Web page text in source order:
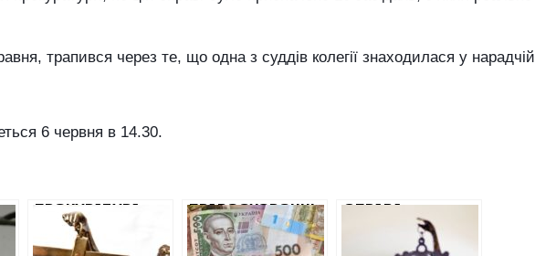
трапився через те, що одна з суддів колегії знаходилася у нарадчій
6 червня в 14.30.
ПРОКУРАТУРА
ПОЧАЛА
СУДИТИСЯ З
ПРАВООХОРОНЦІ
РОЗСЛІДУЮТЬ
ПРИВЛАСНЕННЯ 4
СПРАВА
ДИРЕКТОРА КП
СЕМЕНА СИРОТИ: